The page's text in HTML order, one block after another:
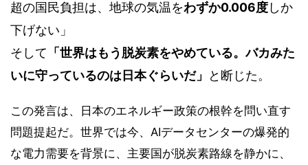
超の国民負担は、地球の気温をわずか0.006度しか
下げない」
そして 「世界はもう脱炭素をやめている。バカみた
いに守っているのは日本ぐらいだ」
と断じた。
この発言は、日本のエネルギー政策の根幹を問い直す
問題提起だ。世界では今、AIデータセンターの爆発的
な電力需要を背景に、主要国が脱炭素路線を静かに、